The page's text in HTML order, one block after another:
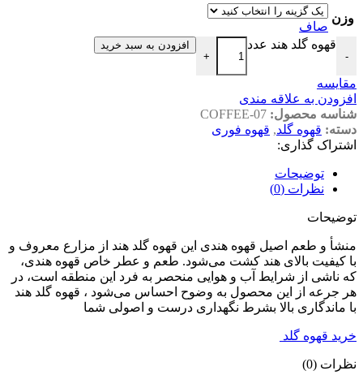
وزن
صاف
-
قهوه گلد هند عدد
+
افزودن به سبد خرید
مقایسه
افزودن به علاقه مندی
شناسه محصول: COFFEE-07
دسته: قهوه گلد, قهوه فوری
اشتراک گذاری:
توضیحات
نظرات (0)
توضیحات
منشأ و طعم اصیل قهوه هندی این قهوه گلد هند از مزارع معروف و
با کیفیت بالای هند کشت می‌شود. طعم و عطر خاص قهوه هندی،
که ناشی از شرایط آب و هوایی منحصر به فرد این منطقه است، در
هر جرعه از این محصول به وضوح احساس می‌شود ، قهوه گلد هند
با ماندگاری بالا بشرط نگهداری درست و اصولی شما
خرید قهوه گلد
نظرات (0)